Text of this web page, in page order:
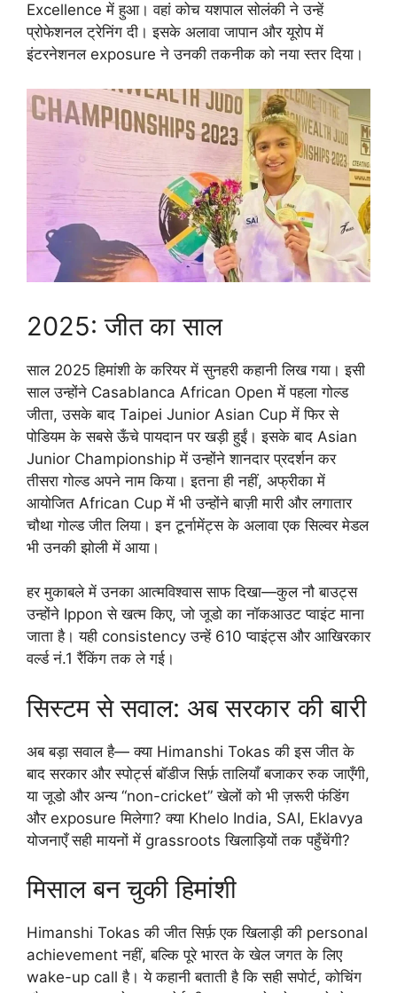
Excellence में हुआ। वहां कोच यशपाल सोलंकी ने उन्हें
प्रोफेशनल ट्रेनिंग दी। इसके अलावा जापान और यूरोप में
इंटरनेशनल exposure ने उनकी तकनीक को नया स्तर दिया।
2025: जीत का साल
साल 2025 हिमांशी के करियर में सुनहरी कहानी लिख गया। इसी
साल उन्होंने Casablanca African Open में पहला गोल्ड
जीता, उसके बाद Taipei Junior Asian Cup में फिर से
पोडियम के सबसे ऊँचे पायदान पर खड़ी हुईं। इसके बाद Asian
Junior Championship में उन्होंने शानदार प्रदर्शन कर
तीसरा गोल्ड अपने नाम किया। इतना ही नहीं, अफ्रीका में
आयोजित African Cup में भी उन्होंने बाज़ी मारी और लगातार
चौथा गोल्ड जीत लिया। इन टूर्नामेंट्स के अलावा एक सिल्वर मेडल
भी उनकी झोली में आया।
हर मुकाबले में उनका आत्मविश्वास साफ दिखा—कुल नौ बाउट्स
उन्होंने Ippon से खत्म किए, जो जूडो का नॉकआउट प्वाइंट माना
जाता है। यही consistency उन्हें 610 प्वाइंट्स और आखिरकार
वर्ल्ड नं.1 रैंकिंग तक ले गई।
सिस्टम से सवाल: अब सरकार की बारी
अब बड़ा सवाल है— क्या Himanshi Tokas की इस जीत के
बाद सरकार और स्पोर्ट्स बॉडीज सिर्फ़ तालियाँ बजाकर रुक जाएँगी,
या जूडो और अन्य “non-cricket” खेलों को भी ज़रूरी फंडिंग
और exposure मिलेगा? क्या Khelo India, SAI, Eklavya
योजनाएँ सही मायनों में grassroots खिलाड़ियों तक पहुँचेंगी?
मिसाल बन चुकी हिमांशी
Himanshi Tokas की जीत सिर्फ़ एक खिलाड़ी की personal
achievement नहीं, बल्कि पूरे भारत के खेल जगत के लिए
wake-up call है। ये कहानी बताती है कि सही सपोर्ट, कोचिंग